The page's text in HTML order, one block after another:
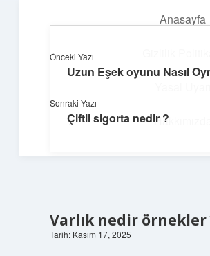
Anasayfa
Hakkımızda
Dijital Köşe
Güncel paylaşımlar ve ilginç keşiflerle
Varlık nedir örnekler
Tarih: Kasım 17, 2025
Önceki Yazı
Uzun Eşek oyunu Nasıl
Sonraki Yazı
Çiftli sigorta nedir ?